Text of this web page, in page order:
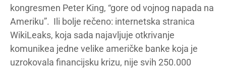
kongresmen Peter King, “gore od vojnog napada na
Ameriku”. Ili bolje rečeno: internetska stranica
WikiLeaks, koja sada najavljuje otkrivanje
komunikea jedne velike američke banke koja je
uzrokovala financijsku krizu, nije svih 250.000